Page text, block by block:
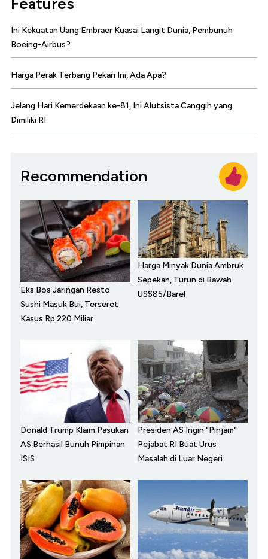
Ini Kekuatan Uang Embraer Kuasai Langit Dunia, Pembunuh
Boeing-Airbus?
Harga Perak Terbang Pekan Ini, Ada Apa?
Jelang Hari Kemerdekaan ke-81, Ini Alutsista Canggih yang
Dimiliki RI
Recommendation
Eks Bos Jaringan Resto
Sushi Masuk Bui, Terseret
Kasus Rp 220 Miliar
Harga Minyak Dunia Ambruk
Sepekan, Turun di Bawah
US$85/Barel
Donald Trump Klaim Pasukan
AS Berhasil Bunuh Pimpinan
ISIS
Presiden AS Ingin "Pinjam"
Pejabat RI Buat Urus
Masalah di Luar Negeri